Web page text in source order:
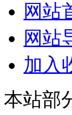
网站
网站
加入
本站部